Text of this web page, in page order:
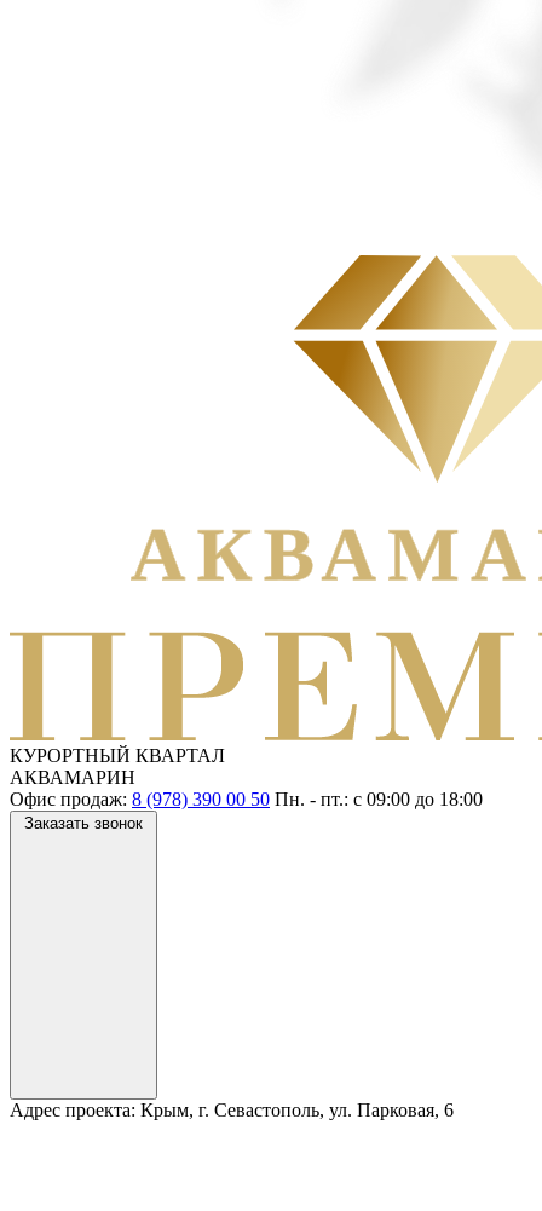
КУРОРТНЫЙ КВАРТАЛ
АКВАМАРИН
Офис продаж: 8 (978) 390 00 50 Пн. - пт.: с 09:00 до 18:00
Заказать звонок
Адрес проекта: Крым, г. Севастополь, ул. Парковая, 6